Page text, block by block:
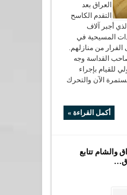
العراق بعد
التقدم الكاسح
أجبر آلاف
المسيحية في
من منازلهم.
القداسة وجه
للقيام بإجراء
الآن والتحرك
أكمل القراءة »
والشام تتابع